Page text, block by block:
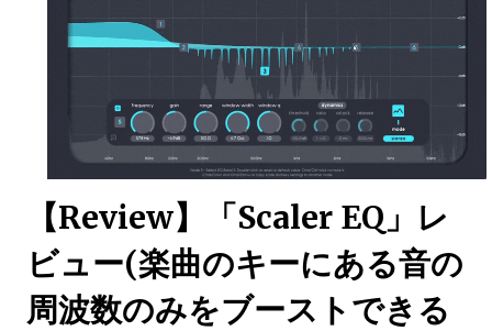
【Review】「Scaler EQ」レ
ビュー(楽曲のキーにある音の
周波数のみをブーストできる